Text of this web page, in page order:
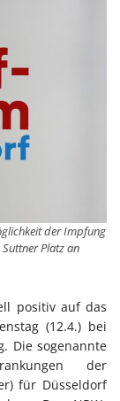
der Impfung
Platz an
positiv auf das
(12.4.) bei
Die sogenannte
der
für Düsseldorf